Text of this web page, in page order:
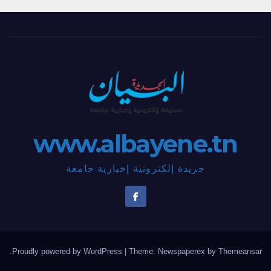
www.albayene.tn
جريدة إلكترونية إخبارية جامعة
Proudly powered by WordPress | Theme: Newspaperex by Themeansar